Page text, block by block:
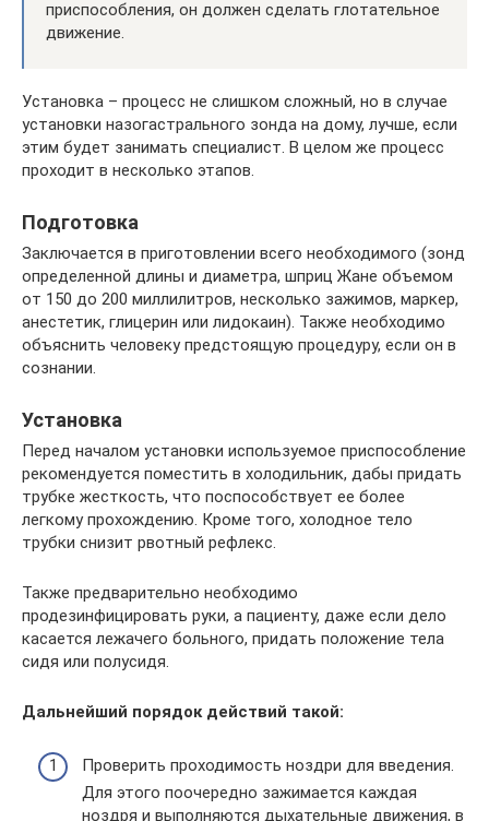
приспособления, он должен сделать глотательное
движение.
Установка – процесс не слишком сложный, но в случае
установки назогастрального зонда на дому, лучше, если
этим будет занимать специалист. В целом же процесс
проходит в несколько этапов.
Подготовка
Заключается в приготовлении всего необходимого (зонд
определенной длины и диаметра, шприц Жане объемом
от 150 до 200 миллилитров, несколько зажимов, маркер,
анестетик, глицерин или лидокаин). Также необходимо
объяснить человеку предстоящую процедуру, если он в
сознании.
Установка
Перед началом установки используемое приспособление
рекомендуется поместить в холодильник, дабы придать
трубке жесткость, что поспособствует ее более
легкому прохождению. Кроме того, холодное тело
трубки снизит рвотный рефлекс.
Также предварительно необходимо
продезинфицировать руки, а пациенту, даже если дело
касается лежачего больного, придать положение тела
сидя или полусидя.
Дальнейший порядок действий такой:
Проверить проходимость ноздри для введения.
Для этого поочередно зажимается каждая
ноздря и выполняются дыхательные движения, в